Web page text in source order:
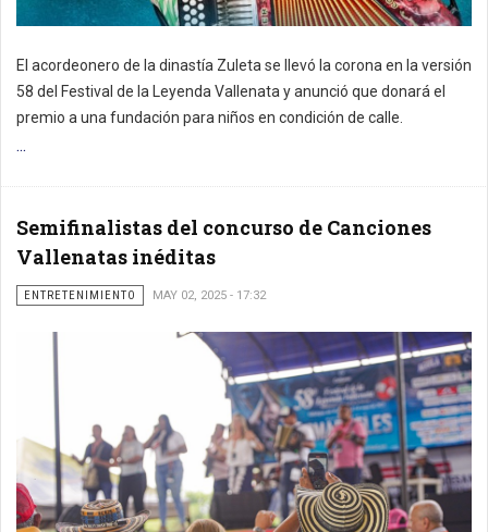
El acordeonero de la dinastía Zuleta se llevó la corona en la versión
58 del Festival de la Leyenda Vallenata y anunció que donará el
premio a una fundación para niños en condición de calle.
...
Semifinalistas del concurso de Canciones
Vallenatas inéditas
ENTRETENIMIENTO MAY 02, 2025 - 17:32